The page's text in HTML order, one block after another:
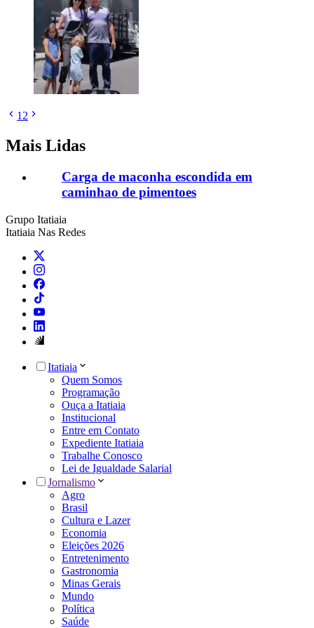
1 2
Mais Lidas
Carga de maconha escondida em
caminhao de pimentoes
Grupo Itatiaia
Itatiaia Nas Redes
Itatiaia
Quem Somos
Programação
Ouça a Itatiaia
Institucional
Entre em Contato
Expediente Itatiaia
Trabalhe Conosco
Lei de Igualdade Salarial
Jornalismo
Agro
Brasil
Cultura e Lazer
Economia
Eleições 2026
Entretenimento
Gastronomia
Minas Gerais
Mundo
Política
Saúde